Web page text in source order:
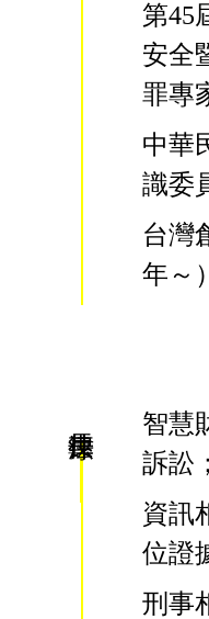
第45
安全
罪專
中華
識委
台灣
年～）
智慧
訴訟
資訊
位證
刑事